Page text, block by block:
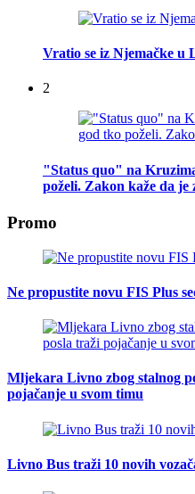
Vratio se iz Njemačke u
2
"Status quo" na
poželi. Zakon kaže da je
Promo
Ne propustite novu FIS Plus
Mljekara Livno zbog stalnog
pojačanje u svom timu
Livno Bus traži 10 novih